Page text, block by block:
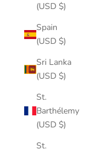
(USD $)
Spain
(USD $)
Sri Lanka
(USD $)
St.
Barthélemy
(USD $)
St.